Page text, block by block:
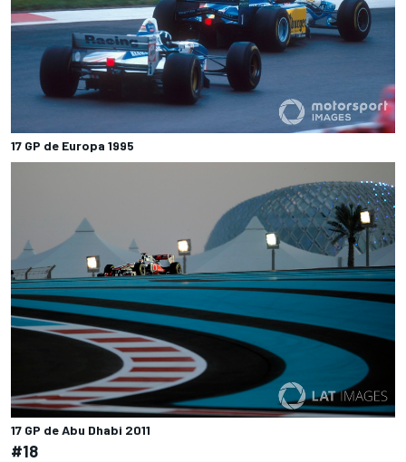
17 GP de Europa 1995
17 GP de Abu Dhabi 2011
#18